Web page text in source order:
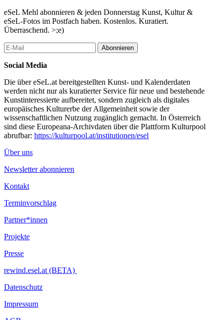
eSeL Mehl abonnieren & jeden Donnerstag Kunst, Kultur &
eSeL-Fotos im Postfach haben. Kostenlos. Kuratiert.
Überraschend. >;e)
Abonnieren
Social Media
Die über eSeL.at bereitgestellten Kunst- und Kalenderdaten
werden nicht nur als kuratierter Service für neue und bestehende
Kunstinteressierte aufbereitet, sondern zugleich als digitales
europäisches Kulturerbe der Allgemeinheit sowie der
wissenschaftlichen Nutzung zugänglich gemacht. In Österreich
sind diese Europeana-Archivdaten über die Plattform Kulturpool
abrufbar: https://kulturpool.at/institutionen/esel
Über uns
Newsletter abonnieren
Kontakt
Terminvorschlag
Partner*innen
Projekte
Presse
rewind.esel.at (BETA)
Datenschutz
Impressum